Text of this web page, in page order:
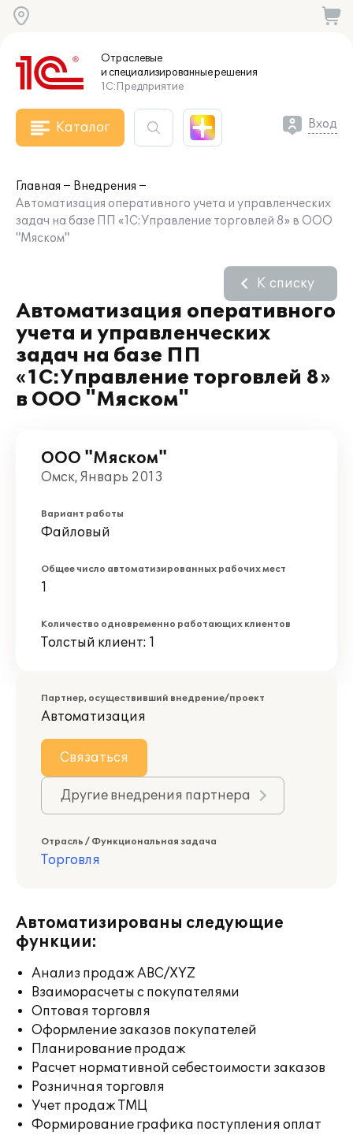
Отраслевые
и специализированныерешения
1С:Предприятие
Каталог Вход
Главная
Внедрения
Автоматизация оперативного учета и управленческих
задач на базе ПП «1С:Управление торговлей 8» в ООО
"Мяском"
Автоматизация оперативного
учета и управленческих
задач на базе ПП
«1С:Управление торговлей 8»
в ООО "Мяском"
К списку
ООО "Мяском"
Омск, Январь 2013
Вариант работы
Файловый
Общее число автоматизированных рабочих мест
1
Количество одновременно работающих клиентов
Толстый клиент: 1
Партнер, осуществивший внедрение/проект
Автоматизация
Связаться
Другие внедрения партнера
Отрасль / Функциональная задача
Торговля
Автоматизированы следующие
функции:
Анализ продаж ABC/XYZ
Взаиморасчеты с покупателями
Оптовая торговля
Оформление заказов покупателей
Планирование продаж
Расчет нормативной себестоимости заказов
Розничная торговля
Учет продаж ТМЦ
Формирование графика поступления оплат